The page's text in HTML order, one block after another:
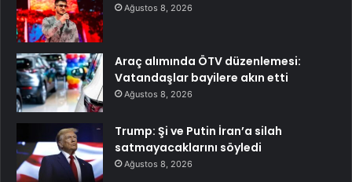
Ağustos 8, 2026
Araç alımında ÖTV düzenlemesi:
Vatandaşlar bayilere akın etti
Ağustos 8, 2026
Trump: Şi ve Putin İran’a silah
satmayacaklarını söyledi
Ağustos 8, 2026